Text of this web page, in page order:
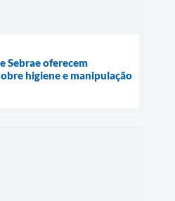
Sebrae oferecem
higiene e manipulação